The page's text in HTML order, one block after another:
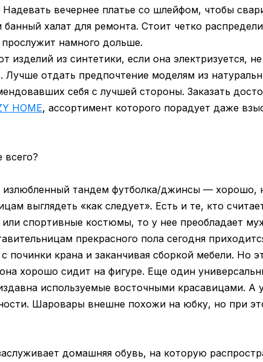
Надевать вечернее платье со шлейфом, чтобы
банный халат для ремонта. Стоит четко
намного дольше.
изделий из синтетики, если она электризуется,
Лучше отдать предпочтение моделям из
себя с лучшей стороны. Заказать
HOME, ассортимент которого порадует даже
излюбленный тандем футболка/джинсы — хорошо,
выглядеть «как следует». Есть и те, кто
спортивные костюмы, то у нее преобладает
прекрасного пола сегодня
починки крана и заканчивая сборкой мебели. Но
хорошо сидит на фигуре. Еще один
используемые восточными красавицами. А
Шаровары внешне похожи на юбку, но при
домашняя обувь, на которую